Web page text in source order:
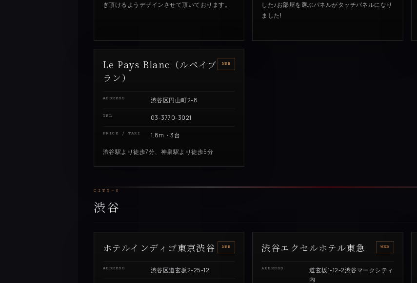
ぎ頂けるようデザインさせて頂いております。
した♪お部屋を選ぶパネルがタッチパネルになり
ました!
Le Pays Blanc（ルペイブ
ラン）
WEB
ADDRESS 渋谷区円山町2-8
TEL 03-3770-3021
PRICE / TAXI
1.8m・3台
渋谷駅より徒歩7分、神泉駅より徒歩5分
CITY-0
渋谷
ホテルインディゴ東京渋谷 WEB
ADDRESS 渋谷区道玄坂2-25-12
渋谷エクセルホテル東急 WEB
ADDRESS
道玄坂1-12-2渋谷マークシティ
内